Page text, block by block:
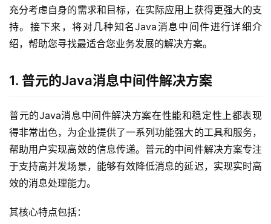
充分考虑自身的需求和目标，在实际应用上获得更强大的支
持。接下来，将对几种知名Java消息中间件进行详细介
绍，帮助您寻找最适合您业务发展的解决方案。
1. 普元的Java消息中间件解决方案
普元的Java消息中间件解决方案在性能和稳定性上都表现
得非常出色，为企业提供了一系列功能强大的工具和服务，
帮助用户实现高效的信息传递。普元的中间件解决方案专注
于支持高并发场景，能够有效降低消息的延迟，实现实时高
效的消息处理能力。
其核心特点包括：